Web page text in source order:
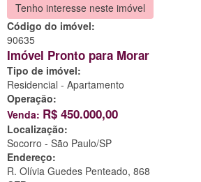
Tenho interesse neste imóvel
Código do imóvel:
90635
Imóvel Pronto para Morar
Tipo de imóvel:
Residencial - Apartamento
Operação:
Venda: R$ 450.000,00
Localização:
Socorro - São Paulo/SP
Endereço:
R. Olívia Guedes Penteado, 868